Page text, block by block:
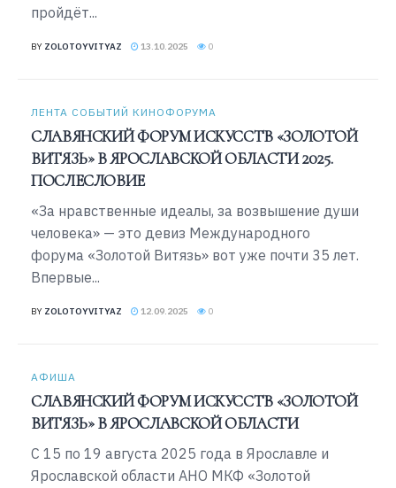
пройдёт...
BY ZOLOTOYVITYAZ 13.10.2025 0
ЛЕНТА СОБЫТИЙ КИНОФОРУМА
СЛАВЯНСКИЙ ФОРУМ ИСКУССТВ «ЗОЛОТОЙ
ВИТЯЗЬ» В ЯРОСЛАВСКОЙ ОБЛАСТИ 2025.
ПОСЛЕСЛОВИЕ
«За нравственные идеалы, за возвышение души
человека» — это девиз Международного
форума «Золотой Витязь» вот уже почти 35 лет.
Впервые...
BY ZOLOTOYVITYAZ 12.09.2025 0
АФИША
СЛАВЯНСКИЙ ФОРУМ ИСКУССТВ «ЗОЛОТОЙ
ВИТЯЗЬ» В ЯРОСЛАВСКОЙ ОБЛАСТИ
С 15 по 19 августа 2025 года в Ярославле и
Ярославской области АНО МКФ «Золотой